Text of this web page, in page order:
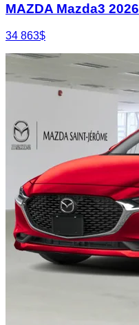
MAZDA Mazda3 2026
34 863$